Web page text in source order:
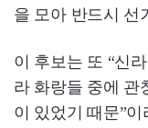
을 모아 반드시 선
이 후보는 또 “신
라 화랑들 중에 관
이 있었기 때문”